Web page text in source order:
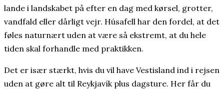
lande i landskabet på efter en dag med kørsel, grotter,
vandfald eller dårligt vejr. Húsafell har den fordel, at det
føles naturnært uden at være så ekstremt, at du hele
tiden skal forhandle med praktikken.
Det er især stærkt, hvis du vil have Vestisland ind i rejsen
uden at gøre alt til Reykjavík plus dagsture. Her får du